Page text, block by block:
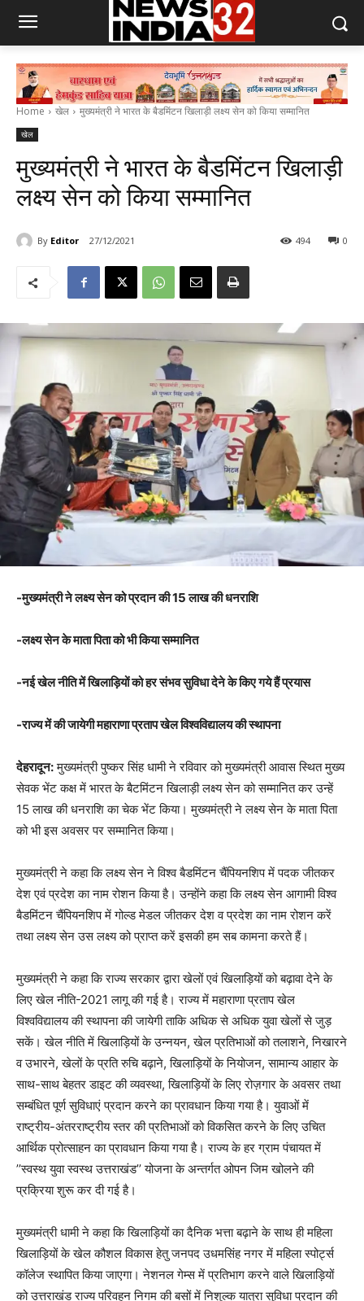
Home खेल मुख्यमंत्री ने भारत के बैडमिंटन खिलाड़ी लक्ष्य सेन को किया सम्मानित
खेल
मुख्यमंत्री ने भारत के बैडमिंटन खिलाड़ी
लक्ष्य सेन को किया सम्मानित
By Editor 27/12/2021 0
494
-मुख्यमंत्री ने लक्ष्य सेन को प्रदान की 15 लाख की धनराशि
-लक्ष्य सेन के माता पिता को भी किया सम्मानित
-नई खेल नीति में खिलाड़ियों को हर संभव सुविधा देने के किए गये हैं प्रयास
-राज्य में की जायेगी महाराणा प्रताप खेल विश्वविद्यालय की स्थापना
देहरादून:मुख्यमंत्री पुष्कर सिंह धामी ने रविवार को मुख्यमंत्री आवास स्थित मुख्य
सेवक भेंट कक्ष में भारत के बैटमिंटन खिलाड़ी लक्ष्य सेन को सम्मानित कर उन्हें
15 लाख की धनराशि का चेक भेंट किया। मुख्यमंत्री ने लक्ष्य सेन के माता पिता
को भी इस अवसर पर सम्मानित किया।
मुख्यमंत्री ने कहा कि लक्ष्य सेन ने विश्व बैडमिंटन चैंपियनशिप में पदक जीतकर
देश एवं प्रदेश का नाम रोशन किया है। उन्होंने कहा कि लक्ष्य सेन आगामी विश्व
बैडमिंटन चैंपियनशिप में गोल्ड मेडल जीतकर देश व प्रदेश का नाम रोशन करें
तथा लक्ष्य सेन उस लक्ष्य को प्राप्त करें इसकी हम सब कामना करते हैं।
मुख्यमंत्री ने कहा कि राज्य सरकार द्वारा खेलों एवं खिलाड़ियों को बढ़ावा देने के
लिए खेल नीति-2021 लागू की गई है। राज्य में महाराणा प्रताप खेल
विश्वविद्यालय की स्थापना की जायेगी ताकि अधिक से अधिक युवा खेलों से जुड़
सकें। खेल नीति में खिलाड़ियों के उन्नयन, खेल प्रतिभाओं को तलाशने, निखारने
व उभारने, खेलों के प्रति रुचि बढ़ाने, खिलाड़ियों के नियोजन, सामान्य आहार के
साथ-साथ बेहतर डाइट की व्यवस्था, खिलाड़ियों के लिए रोज़गार के अवसर तथा
सम्बंधित पूर्ण सुविधाएं प्रदान करने का प्रावधान किया गया है। युवाओं में
राष्ट्रीय-अंतरराष्ट्रीय स्तर की प्रतिभाओं को विकसित करने के लिए उचित
आर्थिक प्रोत्साहन का प्रावधान किया गया है। राज्य के हर ग्राम पंचायत में
’’स्वस्थ युवा स्वस्थ उत्तराखंड’’ योजना के अन्तर्गत ओपन जिम खोलने की
प्रक्रिया शुरू कर दी गई है।
मुख्यमंत्री धामी ने कहा कि खिलाड़ियों का दैनिक भत्ता बढ़ाने के साथ ही महिला
खिलाड़ियों के खेल कौशल विकास हेतु जनपद उधमसिंह नगर में महिला स्पोर्ट्स
कॉलेज स्थापित किया जाएगा। नेशनल गेम्स में प्रतिभाग करने वाले खिलाड़ियों
को उत्तराखंड राज्य परिवहन निगम की बसों में निशुल्क यात्रा सुविधा प्रदान की